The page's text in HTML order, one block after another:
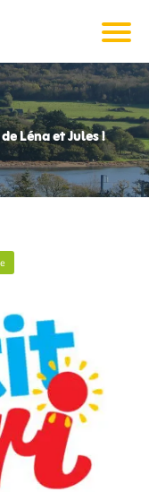
Léna et Jules !